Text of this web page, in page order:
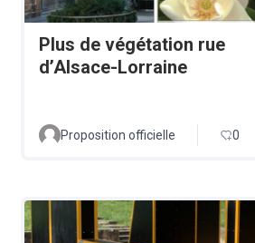
Plus de végétation rue
d’Alsace-Lorraine
Proposition officielle 0